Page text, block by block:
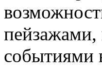
событиями